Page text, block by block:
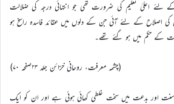
اعلیٰ تعلیم کی ضرورت تھی جو انتہائی درجہ کی ضلالت
اصلاح کے لئے آئی جن کے دلوں میں عقائد فاسدہ راسخ ہو
کے حکم میں ہو گئے تھے۔
(چشمہ معرفت، روحانی خزائن جلد ۲۳صفحہ ۷۰)
بدعت میں سخت غلطی کھائی ہوئی ہے اور ان کو ایک